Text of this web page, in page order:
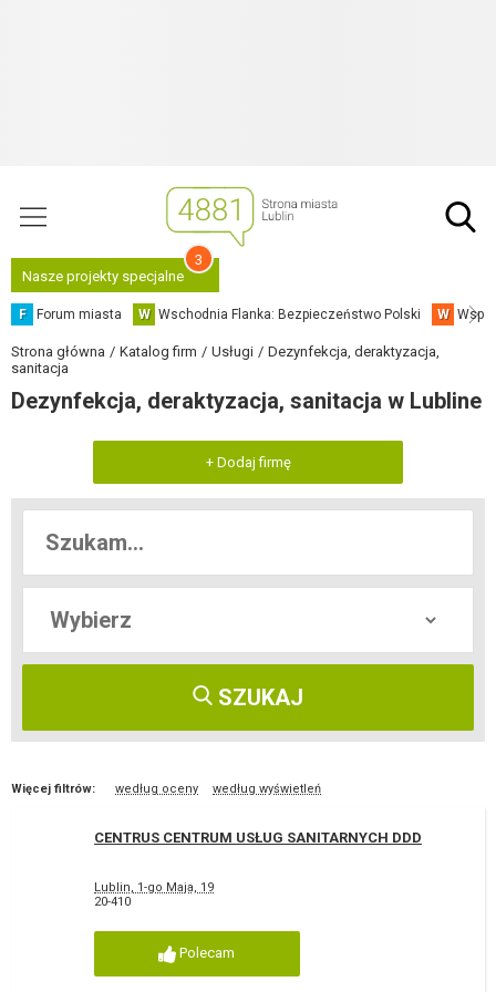
Nasze projekty specjalne
3
F Forum miasta W Wschodnia Flanka: Bezpieczeństwo Polski W
Strona główna Katalog firm Usługi
Dezynfekcja, deraktyzacja,
sanitacja
Dezynfekcja, deraktyzacja, sanitacja w Lubline
+ Dodaj firmę
SZUKAJ
Więcej filtrów: według oceny według wyświetleń
CENTRUS CENTRUM USŁUG SANITARNYCH DDD
Lublin, 1-go Maja, 19
20-410
Polecam